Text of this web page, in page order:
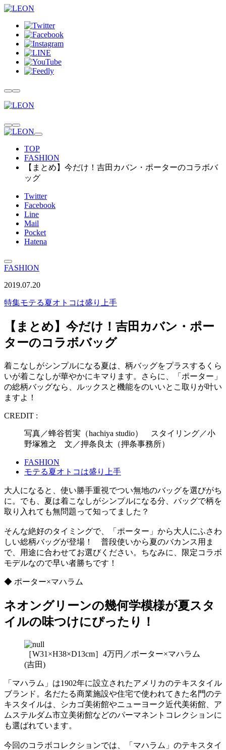
TOP
FASHION
【まとめ】今だけ！吉田カバン・ポーターのコラボバ
ッグ
Twitter
Facebook
Line
Mail
Pocket
Hatena
FASHION
2019.07.20
特集モテる夏オトコは盛り上手
【まとめ】今だけ！吉田カバン・ポー
ターのコラボバッグ
着こなしがシンプルになる夏は、柄バッグをプラスするくら
いが着こなしが華やかにキマります。さらに、「ポーター」
の総柄バッグなら、ルックスと機能をのいいとこ取りが叶い
ますよ！
CREDIT :
写真／蜂谷哲実（hachiya studio） スタイリング／小
野塚雅之 文／押条良太（押条事務所）
FASHION
モテる夏オトコは盛り上手
大人になると、使い勝手重視でつい無地のバッグを選びがち
に。でも、夏は着こなしがシンプルになる分、バッグで柄を
取り入れても無問題って知ってました？
そんな絶好のタイミングで、「ポーター」から大人にふさわ
しい総柄バッグが登場！ 普段使いから夏のバカンス用ま
で、用途に合わせてお選びください。ちなみに、限定コラボ
モデルなので早い者勝ちです！
◆ ポーター×マハラム
ネオングリーンの幾何学模様が夏スタ
イルの味つけにぴったり！
［W31×H38×D13cm］4万円／ポーター×マハラム
(吉田)
「マハラム」は1902年に設立されたアメリカのテキスタイル
ブランド。名だたる商業施設や住宅で使われてきた名門のテ
キスタイルは、シカゴ美術館やニューヨーク近代美術館、ア
ムステルダム市立美術館などのパーマネントコレクションに
も選ばれています。
今回のコラボコレクションでは、「マハラム」のテキスタイ